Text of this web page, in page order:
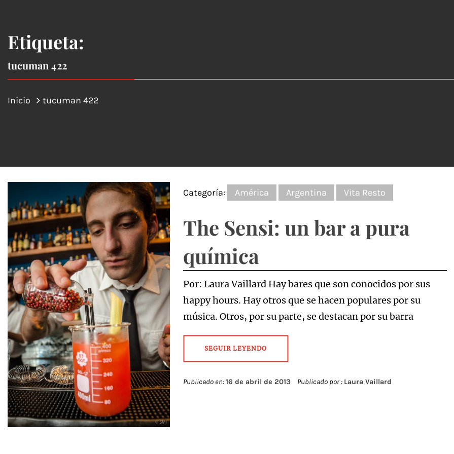
Etiqueta:
tucuman 422
Inicio tucuman 422
Categoría: América Argentina Vita Resto
The Sensi: un bar a pura
química
Por: Laura Vaillard Hay bares que son conocidos por sus
happy hours. Hay otros que se hacen populares por su
música. Otros, por su parte, se destacan por su barra
SEGUIR LEYENDO
Publicado en:16 de abril de 2013 Publicado por : Laura Vaillard